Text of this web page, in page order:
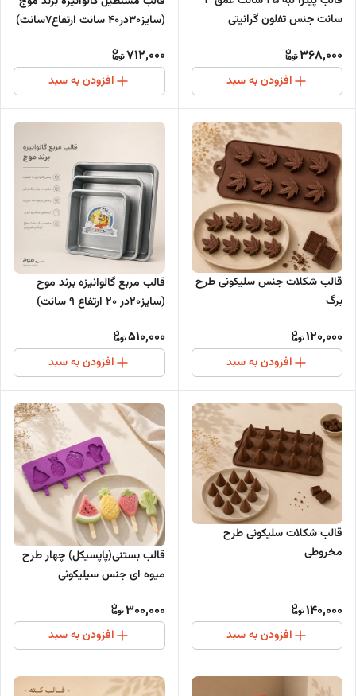
سانت جنس تفلون گرانیتی
368,000
افزودن به سبد
(سایز30در40 سانت ارتفاع7سانت)
712,000
افزودن به سبد
قالب شکلات جنس سلیکونی طرح
برگ
120,000
افزودن به سبد
قالب مربع گالوانیزه برند موج
(سایز20در 20 ارتفاع ۹ سانت)
510,000
افزودن به سبد
قالب شکلات سلیکونی طرح
مخروطی
140,000
افزودن به سبد
قالب بستنی(پاپسیکل) چهار طرح
میوه ای جنس سیلیکونی
300,000
افزودن به سبد